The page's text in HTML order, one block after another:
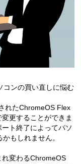
コンの買い直しに悩む
れたChromeOS Flex
更することができま
ト終了によってパソ
もしれません。
変わるChromeOS